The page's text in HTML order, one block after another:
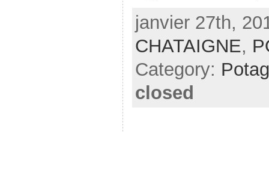
janvier 27th,
CHATAIGNE,
Category:
closed